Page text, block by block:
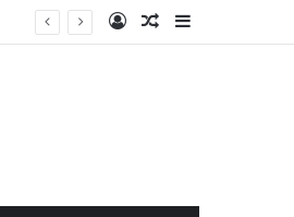
AccediUn articolo a